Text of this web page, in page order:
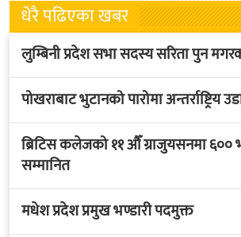
धेरै पढिएका खबर
लुम्बिनी प्रदेश सभा सदस्य सरिता पुन
पोखराबाट भुटानको पारोमा अन्तर्राष्ट्रिय
ब्रिटिस कलेजको ११ औँ ग्राजुयसनमा ६००
सम्मानित
मधेश प्रदेश प्रमुख भण्डारी पदमुक्त